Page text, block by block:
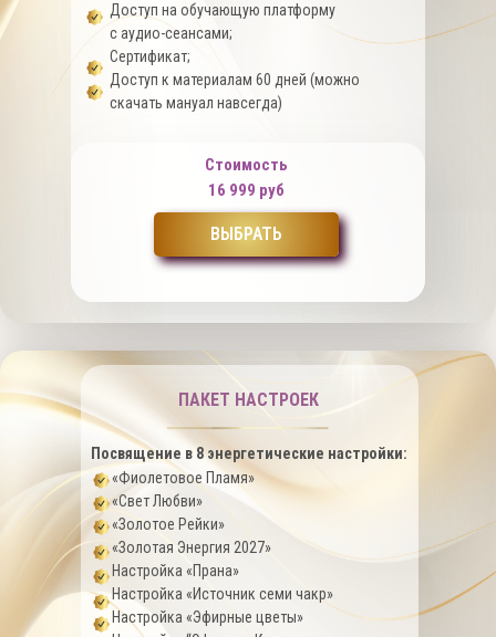
ПАКЕТ НАСТРОЕК
Доступ на обучающую платформу
с аудио-сеансами;
Сертификат;
Доступ к материалам 60 дней (можно
скачать мануал навсегда)
Посвящение в 8 энергетические настройки:
Стоимость
16 999 руб
ВЫБРАТЬ
«Фиолетовое Пламя»
«Свет Любви»
«Золотое Рейки»
«Золотая Энергия 2027»
Настройка «Прана»
Настройка «Источник семи чакр»
Настройка «Эфирные цветы»